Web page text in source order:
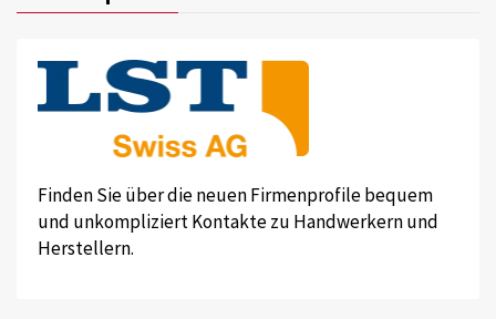
Finden Sie über die neuen Firmenprofile bequem
und unkompliziert Kontakte zu Handwerkern und
Herstellern.